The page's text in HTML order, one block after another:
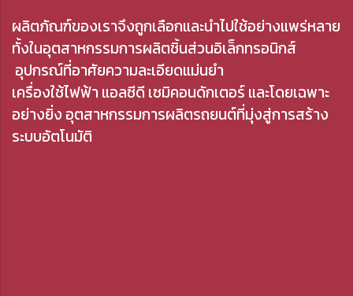
ผลิตภัณฑ์ของเราจึงถูกเลือกและนำไปใช้อย่างแพร่หลาย
ทั้งในอุตสาหกรรมการผลิตชิ้นส่วนอิเล็กทรอนิกส์
อุปกรณ์ที่อาศัยความละเอียดแม่นยำ
เครื่องใช้ไฟฟ้า แอลซีดี เซมิคอนดักเตอร์ และโดยเฉพาะ
อย่างยิ่ง อุตสาหกรรมการผลิตรถยนต์ที่มุ่งสู่การสร้าง
ระบบอัตโนมัติ